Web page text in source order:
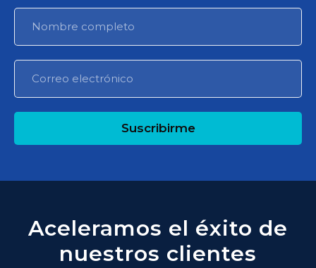
Suscribirme
Aceleramos el éxito de
nuestros clientes